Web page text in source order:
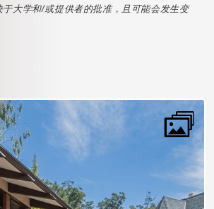
于大学和/或提供者的批准，且可能会发生变